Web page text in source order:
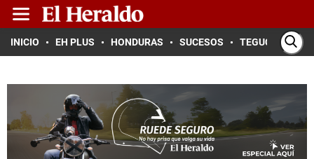
INICIO EH PLUS HONDURAS SUCESOS TEGUCIGALPA